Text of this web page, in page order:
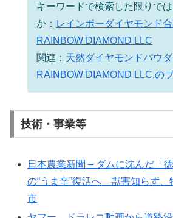
キーワードで検索した限りで
か： レインボーダイヤモンド
RAINBOW DIAMOND LLC
関連： 天然ダイヤモンドパウ
RAINBOW DIAMOND LLC.の
技術・事業等
日本農業新聞 – ダムに沈んだ「
の“うま辛”復活へ 獣害知らず
市